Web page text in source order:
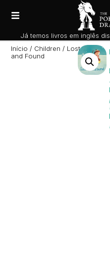
Início / Children / Lost
and Found
Já temos livros em inglês